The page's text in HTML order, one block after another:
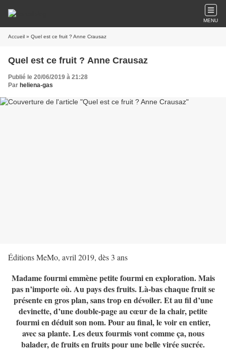
MENU
Accueil » Quel est ce fruit ? Anne Crausaz
Quel est ce fruit ? Anne Crausaz
Publié le 20/06/2019 à 21:28
Par heliena-gas
Éditions MeMo, avril 2019, dès 3 ans
Madame fourmi emmène petite fourmi en exploration. Mais
pas n’importe où. Au pays des fruits. Là-bas chaque fruit se
présente en gros plan, sans trop en dévoiler. Et au fil d’une
devinette, d’une double-page au cœur de la chair, petite
fourmi en déduit son nom. Pour au final, le voir en entier,
avec sa plante. Les deux fourmis vont comme ça, nous
balader, de fruits en fruits pour une belle virée sucrée.